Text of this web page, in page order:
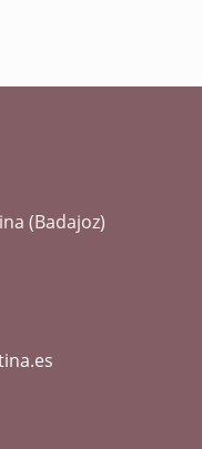
(Badajoz)